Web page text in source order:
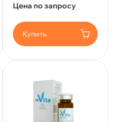
Цена по запросу
Купить